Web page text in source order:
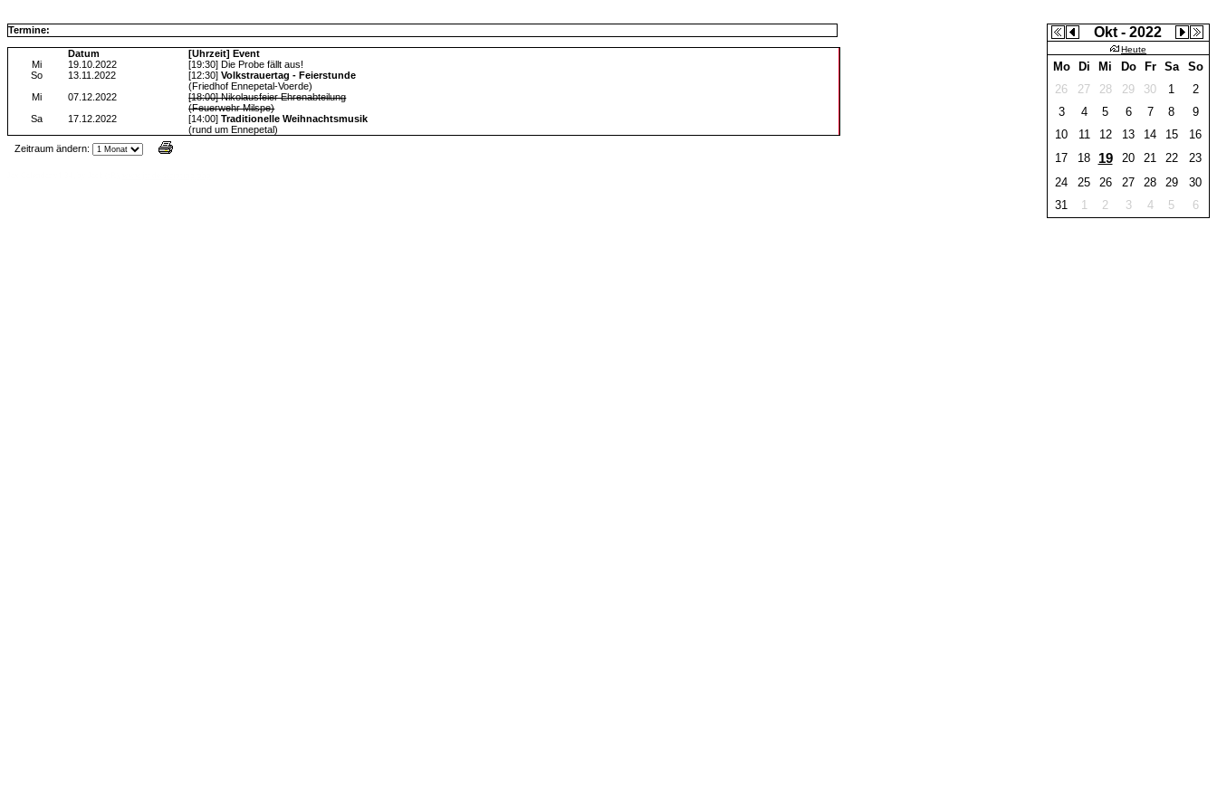
Termine:
Datum
[Uhrzeit] Event
Mi
19.10.2022
[19:30] Die Probe fällt aus!
So
13.11.2022 [12:30]Volkstrauertag - Feierstunde
(Friedhof Ennepetal-Voerde)
Mi
07.12.2022
[18:00] Nikolausfeier Ehrenabteilung
(Feuerwehr Milspe)
Sa
17.12.2022 [14:00]Traditionelle Weihnachtsmusik
(rund um Ennepetal)
Zeitraum ändern:
Okt - 2022
Heute
Mo Di Mi Do Fr Sa
So
26
27 28 29 30 1
2
3
4 5 6 7 8
9
10
11 12 13 14 15
16
17
18 19 20 21 22
23
24
25 26 27 28 29
30
31
1 2 3 4 5 6